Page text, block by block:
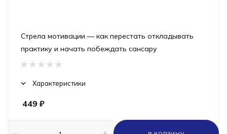
Стрела мотивации — как перестать откладывать
практику и начать побеждать сансару
Характеристики
449 ₽